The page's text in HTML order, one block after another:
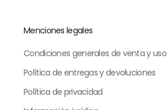
Menciones legales
Condiciones generales de venta y uso
Política de entregas y devoluciones
Política de privacidad